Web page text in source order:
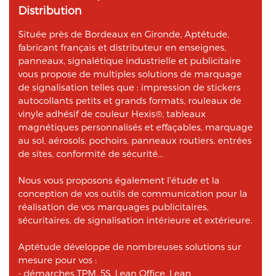
Distribution
Située près de Bordeaux en Gironde, Aptétude,
fabricant français et distributeur en enseignes,
panneaux, signalétique industrielle et publicitaire
vous propose de multiples solutions de marquage
de signalisation telles que : impression de stickers
autocollants petits et grands formats, rouleaux de
vinyle adhésif de couleur Hexis®, tableaux
magnétiques personnalisés et effaçables, marquage
au sol, aérosols, pochoirs, panneaux routiers, entrées
de sites, conformité de sécurité...
Nous vous proposons également l'étude et la
conception de vos outils de communication pour la
réalisation de vos marquages publicitaires,
sécuritaires, de signalisation intérieure et extérieure.
Aptétude développe de nombreuses solutions sur
mesure pour vos :
- démarches TPM, 5S, Lean Office, Lean